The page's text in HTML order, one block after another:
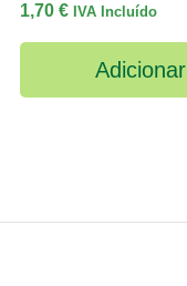
1,70 € IVA Incluído
Adicionar